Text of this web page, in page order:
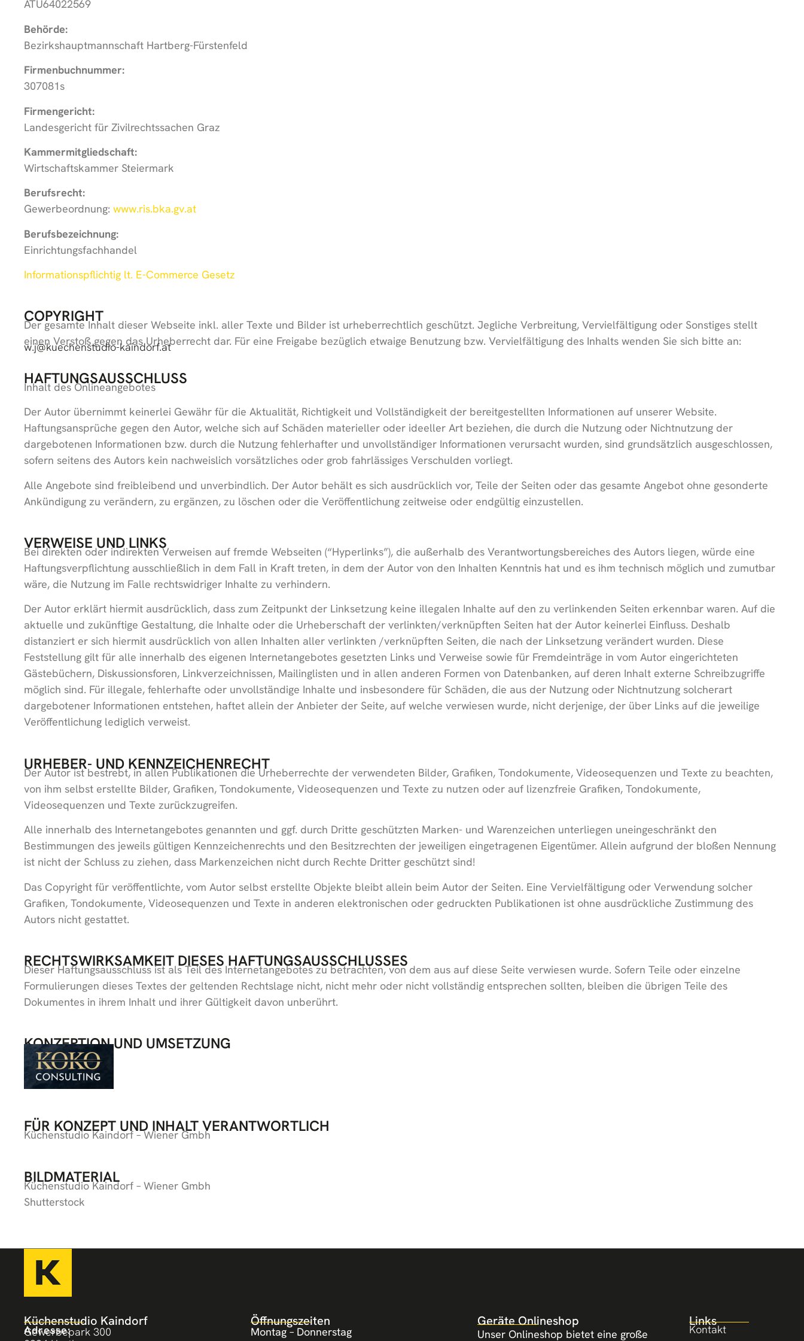
ATU64022569
Behörde:
Bezirkshauptmannschaft Hartberg-Fürstenfeld
Firmenbuchnummer:
307081s
Firmengericht:
Landesgericht für Zivilrechtssachen Graz
Kammermitgliedschaft:
Wirtschaftskammer Steiermark
Berufsrecht:
Gewerbeordnung: www.ris.bka.gv.at
Berufsbezeichnung:
Einrichtungsfachhandel
Informationspflichtig lt. E-Commerce Gesetz
COPYRIGHT
Der gesamte Inhalt dieser Webseite inkl. aller Texte und Bilder ist urheberrechtlich geschützt. Jegliche Verbreitung, Vervielfältigung oder Sonstiges stellt
einen Verstoß gegen das Urheberrecht dar. Für eine Freigabe bezüglich etwaige Benutzung bzw. Vervielfältigung des Inhalts wenden Sie sich bitte an:
w.j@kuechenstudio-kaindorf.at
HAFTUNGSAUSSCHLUSS
Inhalt des Onlineangebotes
Der Autor übernimmt keinerlei Gewähr für die Aktualität, Richtigkeit und Vollständigkeit der bereitgestellten Informationen auf unserer Website.
Haftungsansprüche gegen den Autor, welche sich auf Schäden materieller oder ideeller Art beziehen, die durch die Nutzung oder Nichtnutzung der
dargebotenen Informationen bzw. durch die Nutzung fehlerhafter und unvollständiger Informationen verursacht wurden, sind grundsätzlich ausgeschlossen,
sofern seitens des Autors kein nachweislich vorsätzliches oder grob fahrlässiges Verschulden vorliegt.
Alle Angebote sind freibleibend und unverbindlich. Der Autor behält es sich ausdrücklich vor, Teile der Seiten oder das gesamte Angebot ohne gesonderte
Ankündigung zu verändern, zu ergänzen, zu löschen oder die Veröffentlichung zeitweise oder endgültig einzustellen.
VERWEISE UND LINKS
Bei direkten oder indirekten Verweisen auf fremde Webseiten (“Hyperlinks”), die außerhalb des Verantwortungsbereiches des Autors liegen, würde eine
Haftungsverpflichtung ausschließlich in dem Fall in Kraft treten, in dem der Autor von den Inhalten Kenntnis hat und es ihm technisch möglich und zumutbar
wäre, die Nutzung im Falle rechtswidriger Inhalte zu verhindern.
Der Autor erklärt hiermit ausdrücklich, dass zum Zeitpunkt der Linksetzung keine illegalen Inhalte auf den zu verlinkenden Seiten erkennbar waren. Auf die
aktuelle und zukünftige Gestaltung, die Inhalte oder die Urheberschaft der verlinkten/verknüpften Seiten hat der Autor keinerlei Einfluss. Deshalb
distanziert er sich hiermit ausdrücklich von allen Inhalten aller verlinkten /verknüpften Seiten, die nach der Linksetzung verändert wurden. Diese
Feststellung gilt für alle innerhalb des eigenen Internetangebotes gesetzten Links und Verweise sowie für Fremdeinträge in vom Autor eingerichteten
Gästebüchern, Diskussionsforen, Linkverzeichnissen, Mailinglisten und in allen anderen Formen von Datenbanken, auf deren Inhalt externe Schreibzugriffe
möglich sind. Für illegale, fehlerhafte oder unvollständige Inhalte und insbesondere für Schäden, die aus der Nutzung oder Nichtnutzung solcherart
dargebotener Informationen entstehen, haftet allein der Anbieter der Seite, auf welche verwiesen wurde, nicht derjenige, der über Links auf die jeweilige
Veröffentlichung lediglich verweist.
URHEBER- UND KENNZEICHENRECHT
Der Autor ist bestrebt, in allen Publikationen die Urheberrechte der verwendeten Bilder, Grafiken, Tondokumente, Videosequenzen und Texte zu beachten,
von ihm selbst erstellte Bilder, Grafiken, Tondokumente, Videosequenzen und Texte zu nutzen oder auf lizenzfreie Grafiken, Tondokumente,
Videosequenzen und Texte zurückzugreifen.
Alle innerhalb des Internetangebotes genannten und ggf. durch Dritte geschützten Marken- und Warenzeichen unterliegen uneingeschränkt den
Bestimmungen des jeweils gültigen Kennzeichenrechts und den Besitzrechten der jeweiligen eingetragenen Eigentümer. Allein aufgrund der bloßen Nennung
ist nicht der Schluss zu ziehen, dass Markenzeichen nicht durch Rechte Dritter geschützt sind!
Das Copyright für veröffentlichte, vom Autor selbst erstellte Objekte bleibt allein beim Autor der Seiten. Eine Vervielfältigung oder Verwendung solcher
Grafiken, Tondokumente, Videosequenzen und Texte in anderen elektronischen oder gedruckten Publikationen ist ohne ausdrückliche Zustimmung des
Autors nicht gestattet.
RECHTSWIRKSAMKEIT DIESES HAFTUNGSAUSSCHLUSSES
Dieser Haftungsausschluss ist als Teil des Internetangebotes zu betrachten, von dem aus auf diese Seite verwiesen wurde. Sofern Teile oder einzelne
Formulierungen dieses Textes der geltenden Rechtslage nicht, nicht mehr oder nicht vollständig entsprechen sollten, bleiben die übrigen Teile des
Dokumentes in ihrem Inhalt und ihrer Gültigkeit davon unberührt.
KONZEPTION UND UMSETZUNG
FÜR KONZEPT UND INHALT VERANTWORTLICH
Küchenstudio Kaindorf – Wiener Gmbh
BILDMATERIAL
Küchenstudio Kaindorf – Wiener Gmbh
Shutterstock
Küchenstudio Kaindorf
Adresse:
Gewerbepark 300
Öffnungszeiten
Montag – Donnerstag
Geräte Onlineshop
Unser Onlineshop bietet eine große
Links
Kontakt